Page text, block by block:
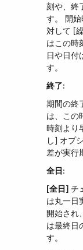
刻や、終
す。 開
対して [
はこの時
日や日付
す。
終了​:
期間の終
は、この
時刻より
し] オプ
差が実行
全日​:
[全日] チ
は丸一日
開始され
は最終日
す。